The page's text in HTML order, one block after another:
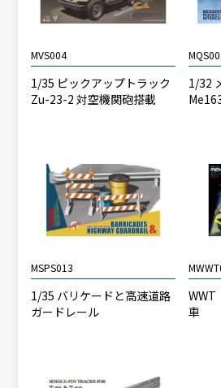
MVS004
1/35 ピックアップトラック
Zu-23-2 対空機関砲搭載
1/32
MSPS013
1/35 バリケードと高速道路
ガードレール
WWT
車